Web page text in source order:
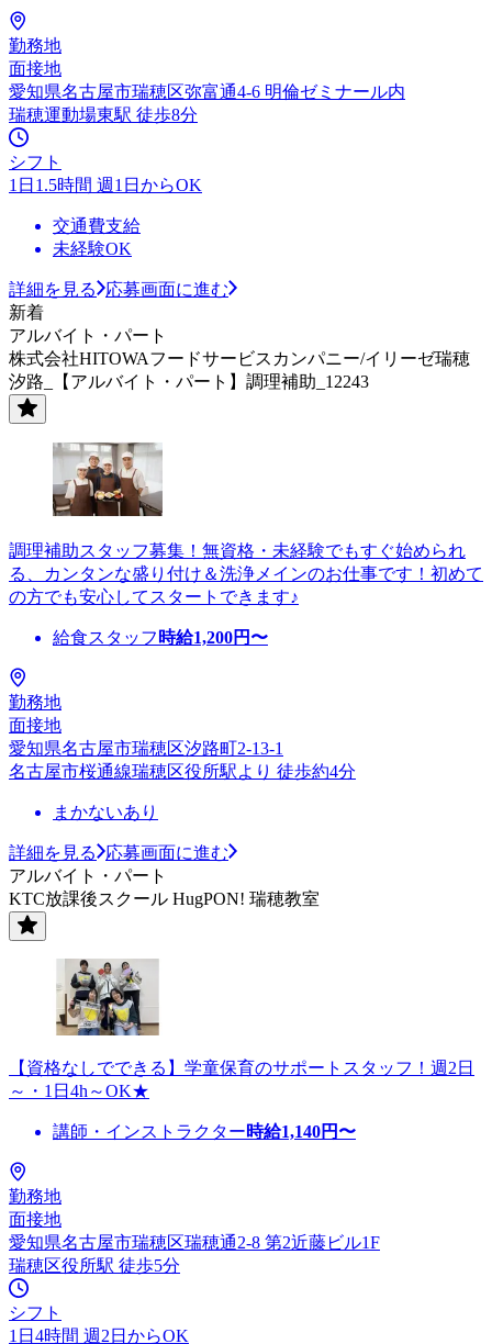
勤務地
面接地
愛知県名古屋市瑞穂区弥富通4-6 明倫ゼミナール内
瑞穂運動場東駅 徒歩8分
シフト
1日1.5時間 週1日からOK
交通費支給
未経験OK
詳細を見る
応募画面に進む
新着
アルバイト・パート
株式会社HITOWAフードサービスカンパニー/イリーゼ瑞穂
汐路_【アルバイト・パート】調理補助_12243
調理補助スタッフ募集！無資格・未経験でもすぐ始められ
る、カンタンな盛り付け＆洗浄メインのお仕事です！初めて
の方でも安心してスタートできます♪
給食スタッフ 時給1,200円〜
勤務地
面接地
愛知県名古屋市瑞穂区汐路町2-13-1
名古屋市桜通線瑞穂区役所駅より 徒歩約4分
まかないあり
詳細を見る
応募画面に進む
アルバイト・パート
KTC放課後スクール HugPON! 瑞穂教室
【資格なしでできる】学童保育のサポートスタッフ！週2日
～・1日4h～OK★
講師・インストラクター時給1,140円〜
勤務地
面接地
愛知県名古屋市瑞穂区瑞穂通2-8 第2近藤ビル1F
瑞穂区役所駅 徒歩5分
シフト
1日4時間 週2日からOK